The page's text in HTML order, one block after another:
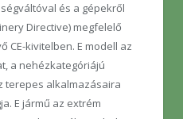
és a gépekről
Directive) megfelelő
CE-kivitelben. E modell az
a nehézkategóriájú
terepes alkalmazásaira
E jármű az extrém